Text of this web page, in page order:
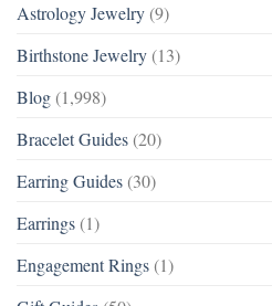
Astrology Jewelry (9)
Birthstone Jewelry (13)
Blog (1,998)
Bracelet Guides (20)
Earring Guides (30)
Earrings (1)
Engagement Rings (1)